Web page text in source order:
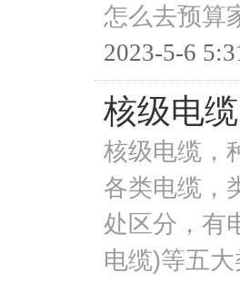
怎么去预算
2023-5-6
核级电
核级电缆，
各类电缆，
处区分，有
电缆)等五